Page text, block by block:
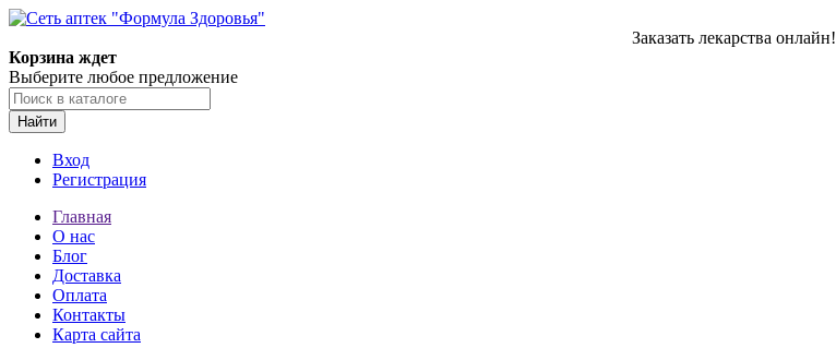
Заказать лекарства онлайн!
Корзина ждет
Выберите любое предложение
Найти
Вход
Регистрация
Главная
О нас
Блог
Доставка
Оплата
Контакты
Карта сайта